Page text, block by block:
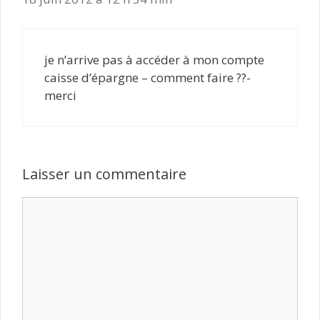
je n’arrive pas à accéder à mon compte
caisse d’épargne – comment faire ??-
merci
Laisser un commentaire